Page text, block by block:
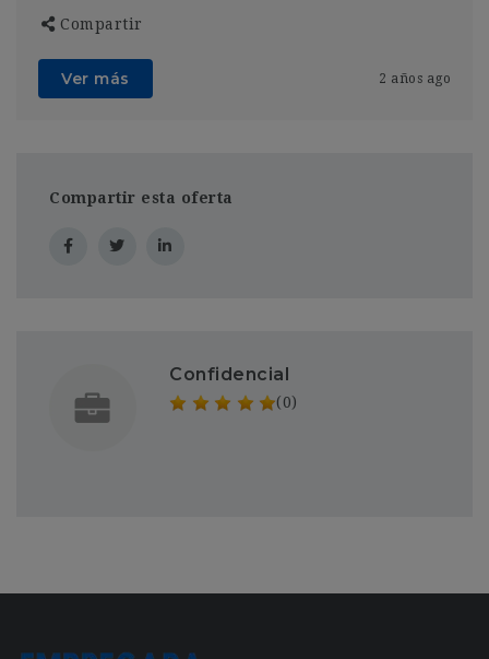
Compartir
Ver más 2 años ago
Compartir esta oferta
Confidencial
(0)